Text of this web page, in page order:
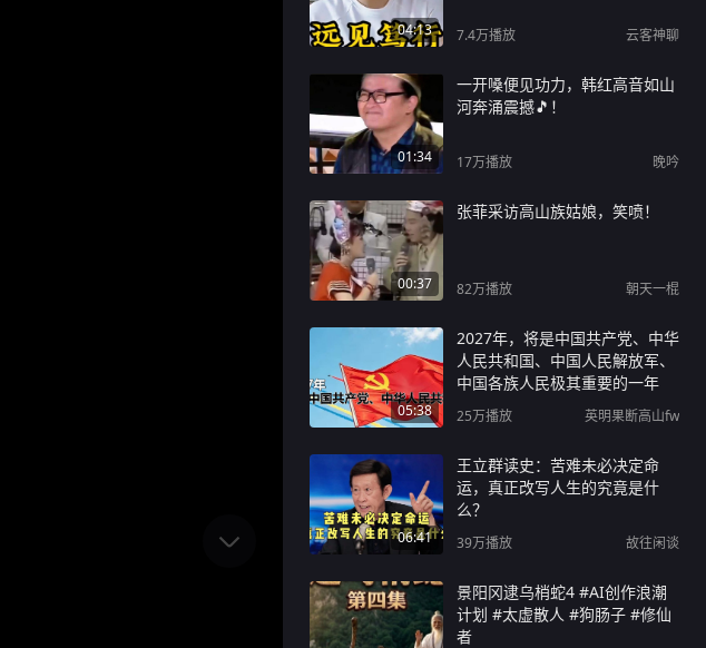
04:13 7.4万播放 云客神聊
01:34
一开嗓便见功力，韩红高音如山
河奔涌震撼🎵！
17万播放 晚吟
00:37
张菲采访高山族姑娘，笑喷！
82万播放 朝天一棍
05:38
2027年，将是中国共产党、中华
人民共和国、中国人民解放军、
中国各族人民极其重要的一年
25万播放 英明果断高山fw
06:41
王立群读史：苦难未必决定命
运，真正改写人生的究竟是什
么？
39万播放 故往闲谈
景阳冈逮乌梢蛇4 #AI创作浪潮
计划 #太虚散人 #狗肠子 #修仙
者